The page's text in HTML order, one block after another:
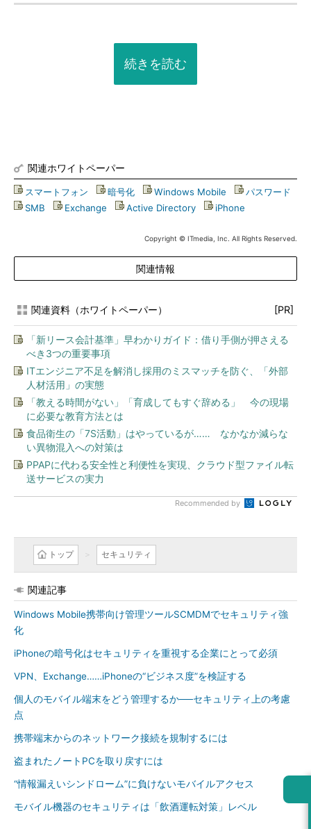
続きを読む
関連ホワイトペーパー
スマートフォン 暗号化 Windows Mobile パスワード
SMB
Exchange Active Directory iPhone
Copyright © ITmedia, Inc. All Rights Reserved.
関連情報
関連資料（ホワイトペーパー） [PR]
「新リース会計基準」早わかりガイド：借り手側が押さえる
べき3つの重要事項
ITエンジニア不足を解消し採用のミスマッチを防ぐ、「外部
人材活用」の実態
「教える時間がない」「育成してもすぐ辞める」 今の現場
に必要な教育方法とは
食品衛生の「7S活動」はやっているが…… なかなか減らな
い異物混入への対策は
PPAPに代わる安全性と利便性を実現、クラウド型ファイル転
送サービスの実力
Recommended by
トップ セキュリティ
関連記事
Windows Mobile携帯向け管理ツールSCMDMでセキュリティ強
化
iPhoneの暗号化はセキュリティを重視する企業にとって必須
VPN、Exchange……iPhoneの“ビジネス度”を検証する
個人のモバイル端末をどう管理するか──セキュリティ上の考慮
点
携帯端末からのネットワーク接続を規制するには
盗まれたノートPCを取り戻すには
“情報漏えいシンドローム”に負けないモバイルアクセス
モバイル機器のセキュリティは「飲酒運転対策」レベル